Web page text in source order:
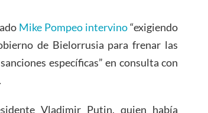
Mike Pompeo intervino“exigiendo
de Bielorrusia para frenar las
específicas” en consulta con
Vladimir Putin, quien había